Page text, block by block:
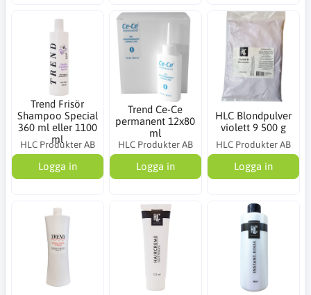
Trend Frisör
Shampoo Special
360 ml eller 1100
ml
HLC Produkter AB
Logga in
Trend Ce-Ce
permanent 12x80
ml
HLC Produkter AB
Logga in
HLC Blondpulver
violett 9 500 g
HLC Produkter AB
Logga in